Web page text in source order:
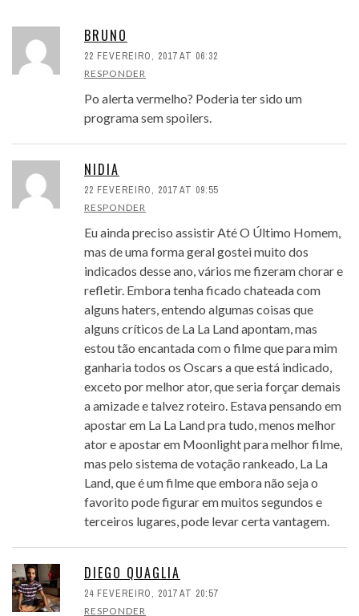
BRUNO
22 FEVEREIRO, 2017 AT 06:32
RESPONDER
Po alerta vermelho? Poderia ter sido um
programa sem spoilers.
NIDIA
22 FEVEREIRO, 2017 AT 09:55
RESPONDER
Eu ainda preciso assistir Até O Último Homem,
mas de uma forma geral gostei muito dos
indicados desse ano, vários me fizeram chorar e
refletir. Embora tenha ficado chateada com
alguns haters, entendo algumas coisas que
alguns críticos de La La Land apontam, mas
estou tão encantada com o filme que para mim
ganharia todos os Oscars a que está indicado,
exceto por melhor ator, que seria forçar demais
a amizade e talvez roteiro. Estava pensando em
apostar em La La Land pra tudo, menos melhor
ator e apostar em Moonlight para melhor filme,
mas pelo sistema de votação rankeado, La La
Land, que é um filme que embora não seja o
favorito pode figurar em muitos segundos e
terceiros lugares, pode levar certa vantagem.
DIEGO QUAGLIA
24 FEVEREIRO, 2017 AT 20:57
RESPONDER